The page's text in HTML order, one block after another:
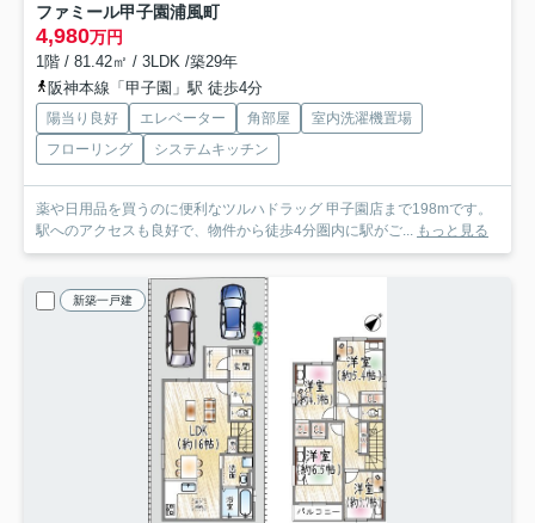
ファミール甲子園浦風町
4,980万円
1階 / 81.42㎡ / 3LDK /築29年
阪神本線「甲子園」駅 徒歩4分
陽当り良好 エレベーター 角部屋
室内洗濯機置場
フローリング
システムキッチン
薬や日用品を買うのに便利なツルハドラッグ 甲子園店まで198mです。
駅へのアクセスも良好で、物件から徒歩4分圏内に駅がご... もっと見る
新築一戸建